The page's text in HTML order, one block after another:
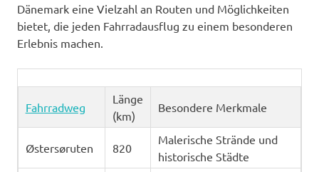
Dänemark eine Vielzahl an Routen und Möglichkeiten
bietet, die jeden Fahrradausflug zu einem besonderen
Erlebnis machen.
Fahrradweg
Länge
(km)
Besondere Merkmale
Østersøruten 820
Malerische Strände und
historische Städte